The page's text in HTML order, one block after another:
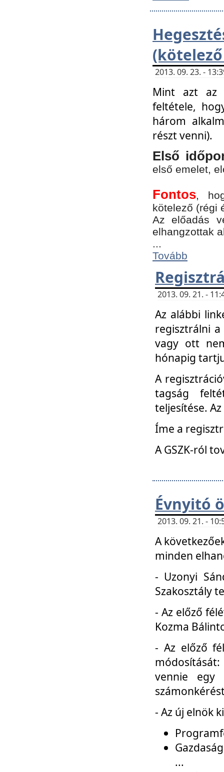
2013. 09. 23. -
Mint azt az
feltétele,
három
részt venni).
Első
első emelet,
Fontos,
kötelező (régi
Az előadás
elhangzottak
...
Tovább
2013. 09. 21. -
Az alábbi
regisztrálni
vagy ott
hónapig
A
tagság
teljesítése.
Íme a
A GSZK-ról
Évnyitó
2013. 09. 21. -
A
minden
- Uzonyi
Szakosztály
- Az előző
Kozma
- Az előző
vennie egy
- Az új elnök
...